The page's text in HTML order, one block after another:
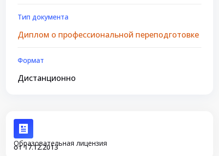
Тип документа
Диплом о профессиональной переподготовке
Формат
Дистанционно
Образовательная лицензия
от 17.12.2013